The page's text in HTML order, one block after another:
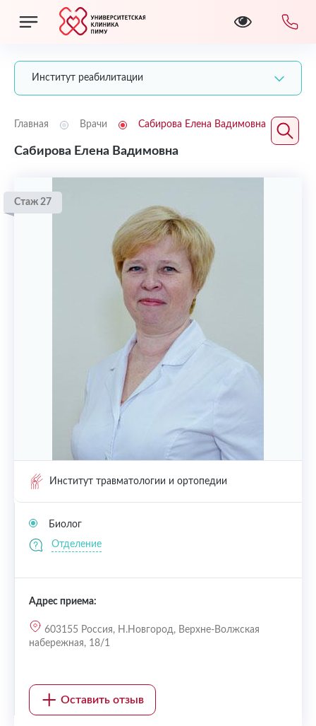
Институт реабилитации
Главная Врачи Сабирова Елена Вадимовна
Сабирова Елена Вадимовна
Стаж 27
Институт травматологии и ортопедии
Биолог
Отделение
Адрес приема:
603155 Россия, Н.Новгород, Верхне-Волжская
набережная, 18/1
Оставить отзыв